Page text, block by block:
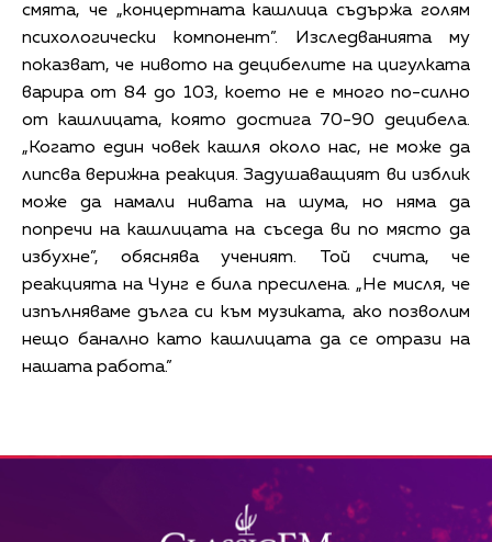
смята, че „концертната кашлица съдържа голям
психологически компонент”. Изследванията му
показват, че нивото на децибелите на цигулката
варира от 84 до 103, което не е много по-силно
от кашлицата, която достига 70-90 децибела.
„Когато един човек кашля около нас, не може да
липсва верижна реакция. Задушаващият ви изблик
може да намали нивата на шума, но няма да
попречи на кашлицата на съседа ви по място да
избухне”, обяснява ученият. Той счита, че
реакцията на Чунг е била пресилена. „Не мисля, че
изпълняваме дълга си към музиката, ако позволим
нещо банално като кашлицата да се отрази на
нашата работа.”